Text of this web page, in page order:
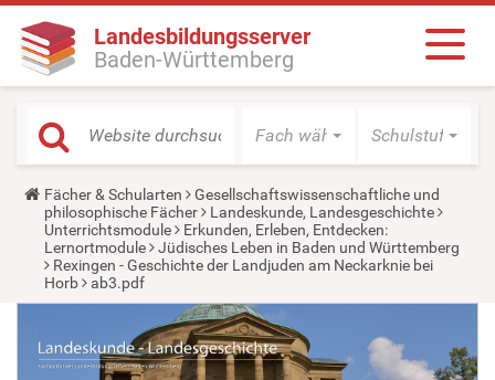
Landesbildungsserver
Baden-Württemberg
Fach wählen Schulstufe
Y
o
u
a
r
e
h
e
:
Fächer & Schularten
Gesellschaftswissenschaftliche und
philosophische Fächer
Landeskunde, Landesgeschichte
Unterrichtsmodule
Erkunden, Erleben, Entdecken:
Lernortmodule
Jüdisches Leben in Baden und Württemberg
Rexingen - Geschichte der Landjuden am Neckarknie bei
Horb
ab3.pdf